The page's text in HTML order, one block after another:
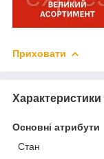
Приховати
Характеристики
Основні атрибути
Стан